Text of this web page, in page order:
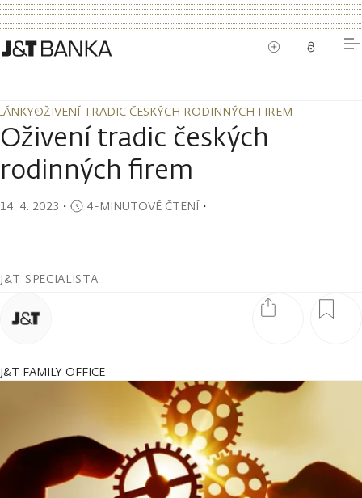
OŽIVENÍ TRADIC ČESKÝCH RODINNÝCH FIREM
OŽIVENÍ TRADIC ČESKÝCH RODINNÝCH FIREM
Oživení tradic českých
rodinných firem
14. 4. 2023 ・ 4-MINUTOVÉ ČTENÍ・
J&T SPECIALISTA
J&T FAMILY OFFICE